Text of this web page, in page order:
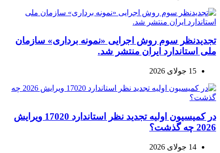
تجدیدنظر سوم روش اجرایی «نمونه برداری» سازمان
ملی استاندارد ایران منتشر شد.
15 جولای 2026
در کمیسیون اولیه تجدید نظر استاندارد 17020 ویرایش
2026 چه گذشت؟
14 جولای 2026